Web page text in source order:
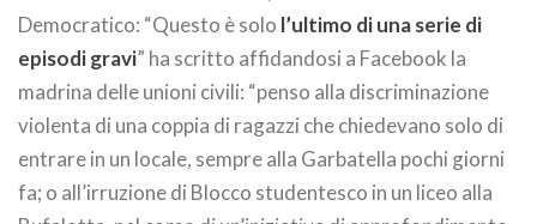
Democratico: “Questo è solo l’ultimo di una serie di
episodi gravi” ha scritto affidandosi a Facebook la
madrina delle unioni civili: “penso alla discriminazione
violenta di una coppia di ragazzi che chiedevano solo di
entrare in un locale, sempre alla Garbatella pochi giorni
fa; o all’irruzione di Blocco studentesco in un liceo alla